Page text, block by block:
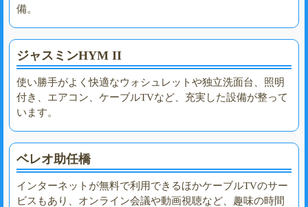
備。
ジャスミンHYM II
使い勝手がよく快適なウォシュレットや独立洗面台、照明
付き、エアコン、ケーブルTVなど、充実した設備が整って
います。
ベレオ助任橋
インターネットが無料で利用できるほかケーブルTVのサー
ビスもあり、オンライン会議や動画視聴など、趣味の時間